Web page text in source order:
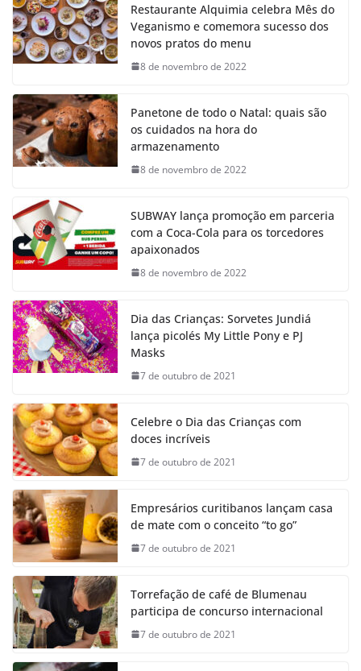
Restaurante Alquimia celebra Mês do
Veganismo e comemora sucesso dos
novos pratos do menu
8 de novembro de 2022
Panetone de todo o Natal: quais são
os cuidados na hora do
armazenamento
8 de novembro de 2022
SUBWAY lança promoção em parceria
com a Coca-Cola para os torcedores
apaixonados
8 de novembro de 2022
Dia das Crianças: Sorvetes Jundiá
lança picolés My Little Pony e PJ
Masks
7 de outubro de 2021
Celebre o Dia das Crianças com
doces incríveis
7 de outubro de 2021
Empresários curitibanos lançam casa
de mate com o conceito “to go”
7 de outubro de 2021
Torrefação de café de Blumenau
participa de concurso internacional
7 de outubro de 2021